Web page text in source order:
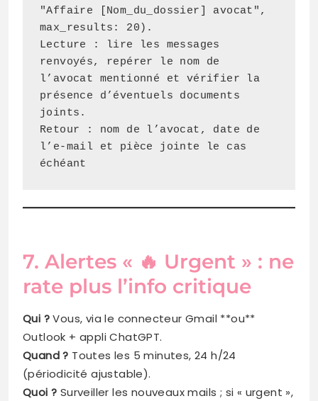
"Affaire [Nom_du_dossier] avocat",
max_results: 20).
Lecture : lire les messages
renvoyés, repérer le nom de
l’avocat mentionné et vérifier la
présence d’éventuels documents
joints.
Retour : nom de l’avocat, date de
l’e‑mail et pièce jointe le cas
échéant
7. Alertes « 🔥 Urgent » : ne
rate plus l’info critique
Qui ?Vous, via le connecteur Gmail **ou**
Outlook + appli ChatGPT.
Quand ? Toutes les 5 minutes, 24 h/24
(périodicité ajustable).
Quoi ? Surveiller les nouveaux mails ; si « urgent »,